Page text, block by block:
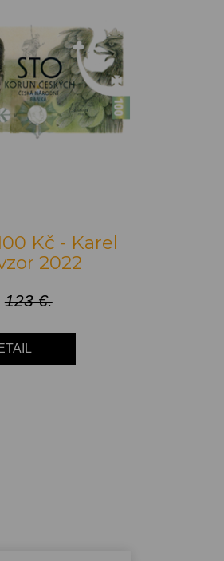
Kč - Karel
2022
123 €.